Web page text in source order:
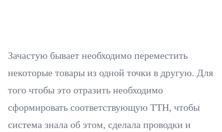
Зачастую бывает необходимо переместить
некоторые товары из одной точки в другую. Для
того чтобы это отразить необходимо
сформировать соответствующую ТТН, чтобы
система знала об этом, сделала проводки и